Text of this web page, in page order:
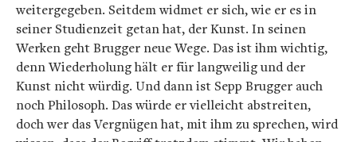
weitergegeben. Seitdem widmet er sich, wie er es in
seiner Studienzeit getan hat, der Kunst. In seinen
Werken geht Brugger neue Wege. Das ist ihm wichtig,
denn Wiederholung hält er für langweilig und der
Kunst nicht würdig. Und dann ist Sepp Brugger auch
noch Philosoph. Das würde er vielleicht abstreiten,
doch wer das Vergnügen hat, mit ihm zu sprechen, wird